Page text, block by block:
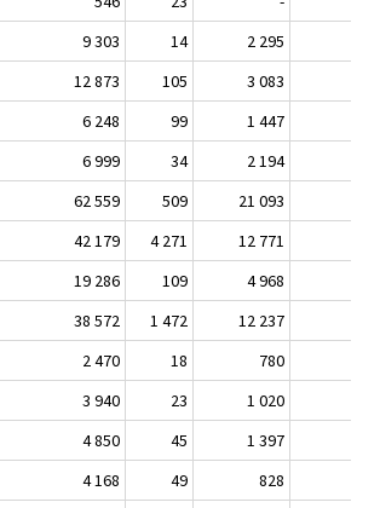
9 303 14
2 295
12 873 105
3 083
6 248 99
1 447
6 999 34
2 194
62 559 509
21 093
42 179 4 271
12 771
19 286 109
4 968
38 572 1 472
12 237
2 470 18
780
3 940 23
1 020
4 850 45
1 397
4 168 49
828